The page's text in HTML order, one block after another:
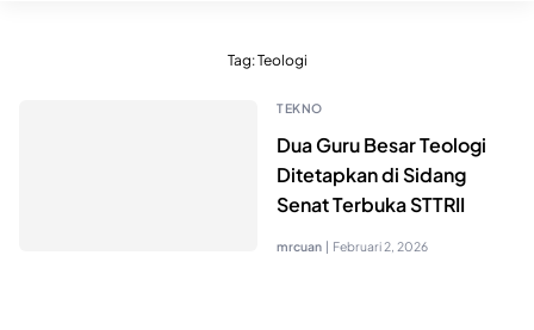
Tag:Teologi
TEKNO
Dua Guru Besar Teologi
Ditetapkan di Sidang
Senat Terbuka STTRII
mrcuan | Februari 2, 2026